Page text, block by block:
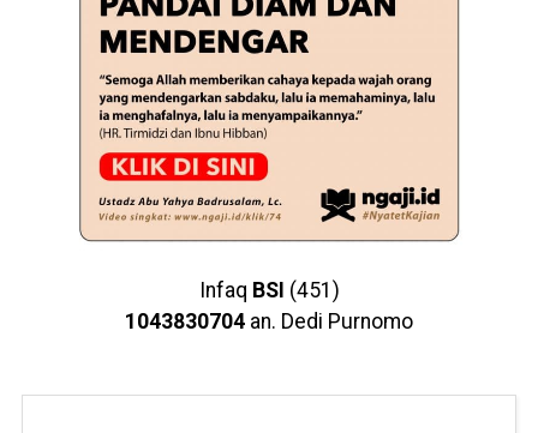
Infaq BSI (451)
1043830704 an. Dedi Purnomo